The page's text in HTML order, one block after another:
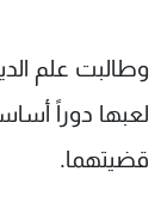
وطالبت علم
لعبها دوراً
قضيتهما.